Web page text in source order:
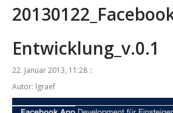
Entwicklung_v.0.1
22. Januar 2013, 11:28 ::
Autor: lgraef